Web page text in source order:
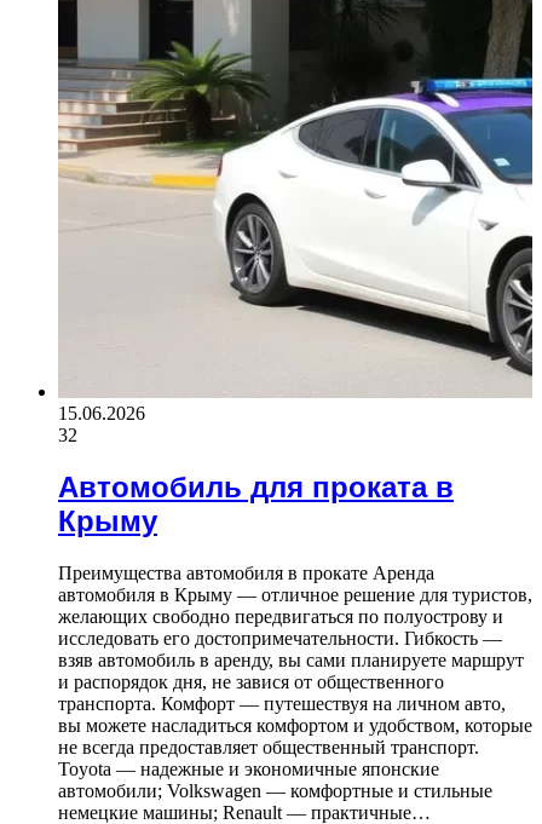
15.06.2026
32
Автомобиль для проката в
Крыму
Преимущества автомобиля в прокате Аренда
автомобиля в Крыму — отличное решение для туристов,
желающих свободно передвигаться по полуострову и
исследовать его достопримечательности. Гибкость —
взяв автомобиль в аренду, вы сами планируете маршрут
и распорядок дня, не завися от общественного
транспорта. Комфорт — путешествуя на личном авто,
вы можете насладиться комфортом и удобством, которые
не всегда предоставляет общественный транспорт.
Toyota — надежные и экономичные японские
автомобили; Volkswagen — комфортные и стильные
немецкие машины; Renault — практичные…